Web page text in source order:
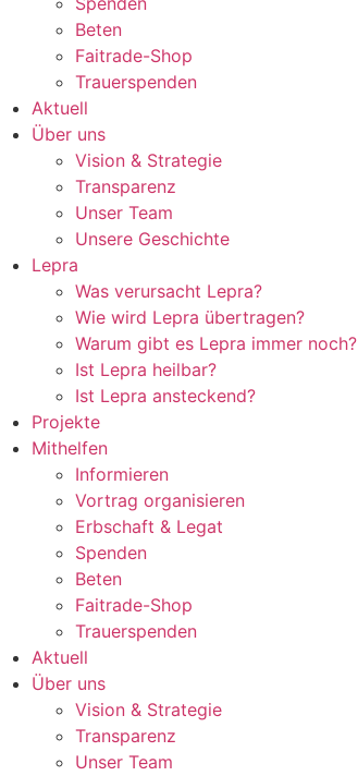
Beten
Faitrade-Shop
Trauerspenden
Aktuell
Über uns
Vision & Strategie
Transparenz
Unser Team
Unsere Geschichte
Lepra
Was verursacht Lepra?
Wie wird Lepra übertragen?
Warum gibt es Lepra immer noch?
Ist Lepra heilbar?
Ist Lepra ansteckend?
Projekte
Mithelfen
Informieren
Vortrag organisieren
Erbschaft & Legat
Spenden
Beten
Faitrade-Shop
Trauerspenden
Aktuell
Über uns
Vision & Strategie
Transparenz
Unser Team